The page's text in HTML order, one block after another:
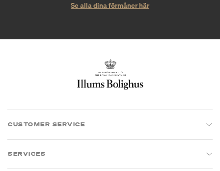
Se alla dina förmåner här
CUSTOMER SERVICE
SERVICES